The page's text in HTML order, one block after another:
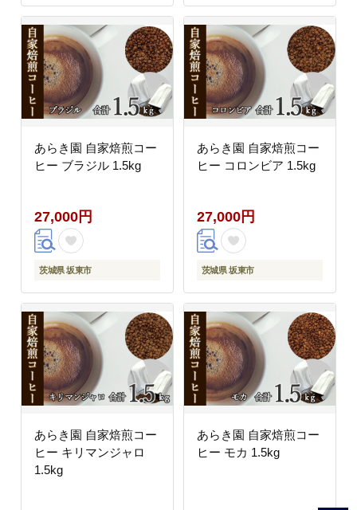
あらき園 自家焙煎コー
ヒー ブラジル 1.5kg
27,000円
茨城県 坂東市
あらき園 自家焙煎コー
ヒー コロンビア 1.5kg
27,000円
茨城県 坂東市
あらき園 自家焙煎コー
ヒー キリマンジャロ
1.5kg
あらき園 自家焙煎コー
ヒー モカ 1.5kg